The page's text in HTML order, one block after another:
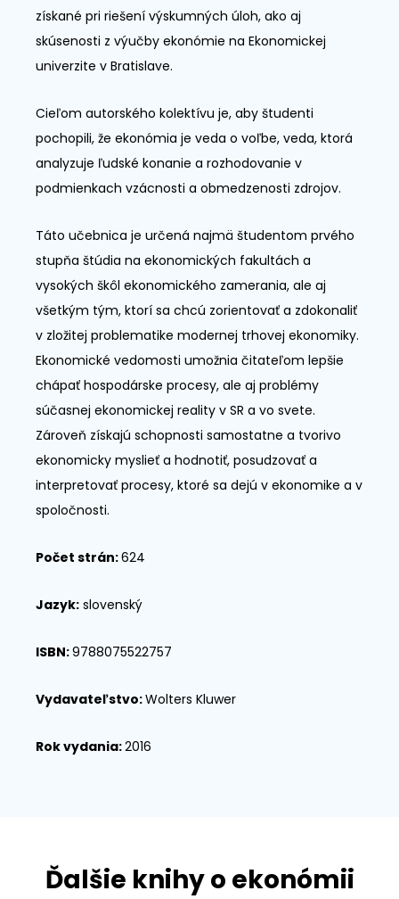
získané pri riešení výskumných úloh, ako aj
skúsenosti z výučby ekonómie na Ekonomickej
univerzite v Bratislave.
Cieľom autorského kolektívu je, aby študenti
pochopili, že ekonómia je veda o voľbe, veda, ktorá
analyzuje ľudské konanie a rozhodovanie v
podmienkach vzácnosti a obmedzenosti zdrojov.
Táto učebnica je určená najmä študentom prvého
stupňa štúdia na ekonomických fakultách a
vysokých škôl ekonomického zamerania, ale aj
všetkým tým, ktorí sa chcú zorientovať a zdokonaliť
v zložitej problematike modernej trhovej ekonomiky.
Ekonomické vedomosti umožnia čitateľom lepšie
chápať hospodárske procesy, ale aj problémy
súčasnej ekonomickej reality v SR a vo svete.
Zároveň získajú schopnosti samostatne a tvorivo
ekonomicky myslieť a hodnotiť, posudzovať a
interpretovať procesy, ktoré sa dejú v ekonomike a v
spoločnosti.
Počet strán:624
Jazyk: slovenský
ISBN:9788075522757
Vydavateľstvo:Wolters Kluwer
Rok vydania:2016
Ďalšie knihy o ekonómii